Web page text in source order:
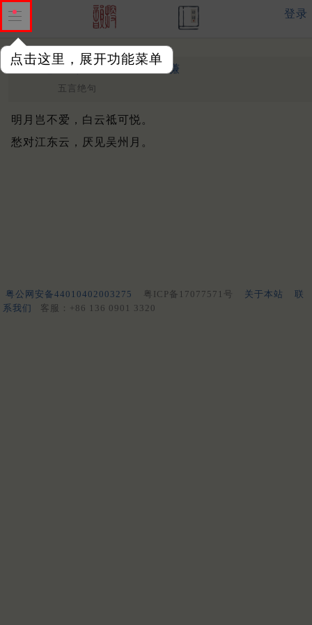
点击这里，展开功能菜单
登录
相思曲 其三 清 · 高圣谦
五言绝句
明月岂不爱，白云祗可悦。
愁对江东云，厌见吴州月。
粤公网安备44010402003275 粤ICP备17077571号 关于本站
联
系我们
客服：+86 136 0901 3320